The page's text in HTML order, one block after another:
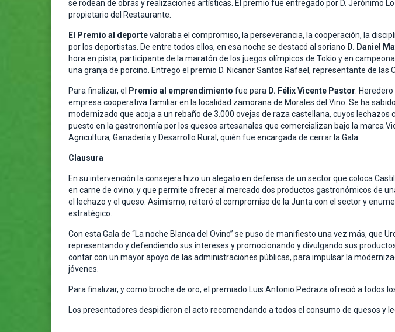
se rodean de obras y realizaciones artísticas. El premio fue entregado por D. Jerónimo
propietario del Restaurante.
El Premio al deportevaloraba el compromiso, la perseverancia, la cooperación, la
por los deportistas. De entre todos ellos, en esa noche se destacó al soriano D. Daniel
hora en pista, participante de la maratón de los juegos olímpicos de Tokio y en
una granja de porcino. Entrego el premio D. Nicanor Santos Rafael, representante de las
Para finalizar, el Premio al emprendimiento fue para D. Félix Vicente Pastor .
empresa cooperativa familiar en la localidad zamorana de Morales del Vino. Se ha
modernizado que acoja a un rebaño de 3.000 ovejas de raza castellana, cuyos
puesto en la gastronomía por los quesos artesanales que comercializan bajo la marca
Agricultura, Ganadería y Desarrollo Rural, quién fue encargada de cerrar la Gala
Clausura
En su intervención la consejera hizo un alegato en defensa de un sector que coloca
en carne de ovino; y que permite ofrecer al mercado dos productos gastronómicos de
el lechazo y el queso. Asimismo, reiteró el compromiso de la Junta con el sector y
estratégico.
Con esta Gala de “La noche Blanca del Ovino” se puso de manifiesto una vez más,
representando y defendiendo sus intereses y promocionando y divulgando sus
contar con un mayor apoyo de las administraciones públicas, para impulsar la
jóvenes.
Para finalizar, y como broche de oro, el premiado Luis Antonio Pedraza ofreció a
Los presentadores despidieron el acto recomendando a todos el consumo de quesos y